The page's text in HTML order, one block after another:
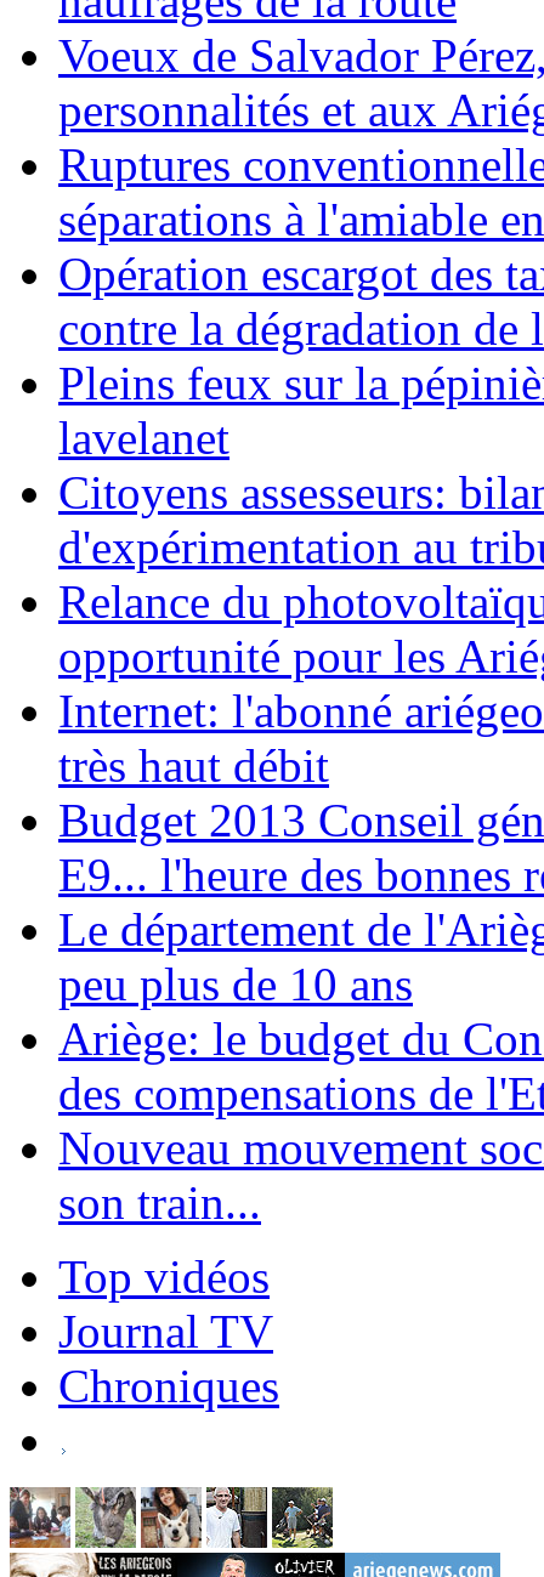
Voeux de Salvador
personnalités et aux
Ruptures
séparations à l'amiable
Opération escargot des
contre la dégradation de
Pleins feux sur la
lavelanet
Citoyens assesseurs:
d'expérimentation au
Relance du
opportunité pour les
Internet: l'abonné
très haut débit
Budget 2013 Conseil
E9... l'heure des bonnes
Le département de
peu plus de 10 ans
Ariège: le budget du
des compensations de
Nouveau mouvement
son train...
Top vidéos
Journal TV
Chroniques